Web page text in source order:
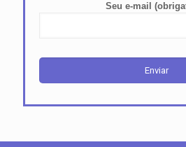
Seu e-mail